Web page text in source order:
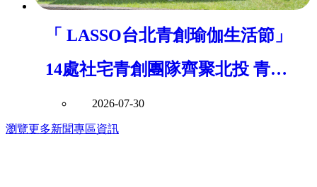
「 LASSO台北青創瑜伽生活節」
14處社宅青創團隊齊聚北投 青年
局串聯青年創意打造社區共好新風
景
2026-07-30
瀏覽更多新聞專區資訊